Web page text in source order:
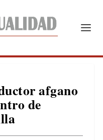
afgano
de